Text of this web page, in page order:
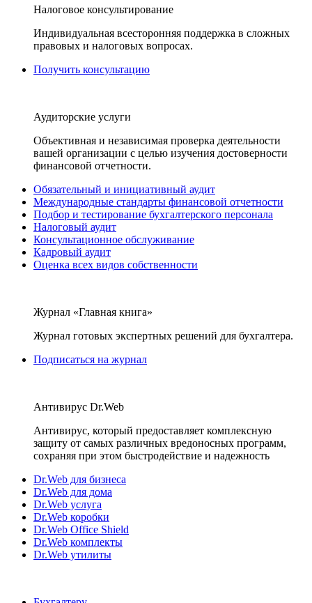
Налоговое консультирование
Индивидуальная всесторонняя поддержка в сложных
правовых и налоговых вопросах.
Получить консультацию
Аудиторские услуги
Объективная и независимая проверка деятельности
вашей организации с целью изучения достоверности
финансовой отчетности.
Обязательный и инициативный аудит
Международные стандарты финансовой отчетности
Подбор и тестирование бухгалтерского персонала
Налоговый аудит
Консультационное обслуживание
Кадровый аудит
Оценка всех видов собственности
Журнал «Главная книга»
Журнал готовых экспертных решений для бухгалтера.
Подписаться на журнал
Антивирус Dr.Web
Антивирус, который предоставляет комплексную
защиту от самых различных вредоносных программ,
сохраняя при этом быстродействие и надежность
Dr.Web для бизнеса
Dr.Web для дома
Dr.Web услуга
Dr.Web коробки
Dr.Web Office Shield
Dr.Web комплекты
Dr.Web утилиты